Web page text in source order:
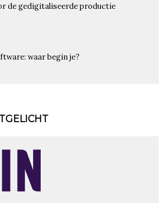
de gedigitaliseerde productie
waar begin je?